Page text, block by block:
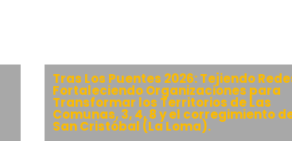
Tras Los Puentes 2026: Tejiendo
Fortaleciendo Organizaciones para
Transformar los Territorios de Las
Comunas, 3, 4, 8 y el corregimiento
San Cristóbal (La Loma).